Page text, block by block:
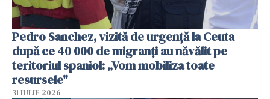
Pedro Sanchez, vizită de urgență la Ceuta
după ce 40 000 de migranți au năvălit pe
teritoriul spaniol: „Vom mobiliza toate
resursele"
31 IULIE 2026